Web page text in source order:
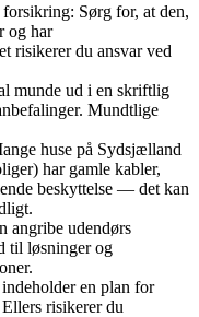
Sørg for, at den,
og har
risikerer du ansvar ved
munde ud i en skriftlig
Mundtlige
huse på Sydsjælland
har gamle kabler,
beskyttelse — det kan
angribe udendørs
til løsninger og
en plan for
risikerer du